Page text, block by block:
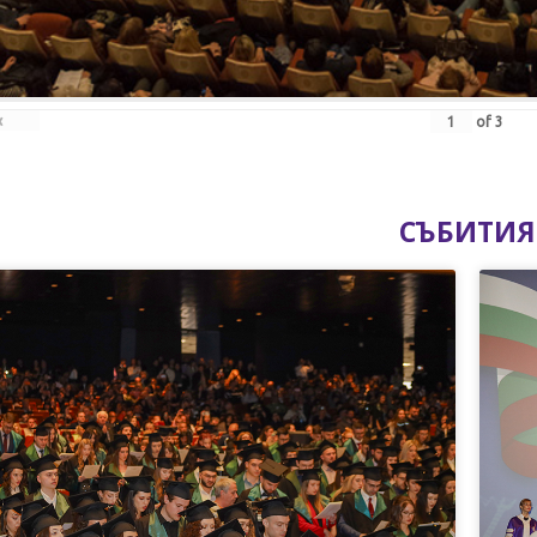
of3
СЪБИТИЯ